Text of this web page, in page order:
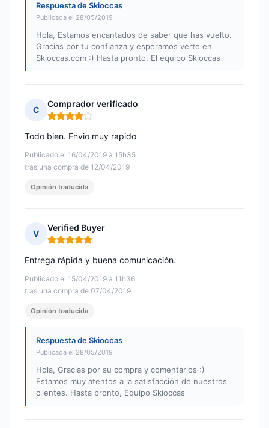
Respuesta de Skioccas
Publicada el 28/05/2019
Hola, Estamos encantados de saber que has vuelto.
Gracias por tu confianza y esperamos verte en
Skioccas.com :) Hasta pronto, El equipo Skioccas
C
Comprador verificado
Nota: 4 de 5
Publicado el 16/04/2019 à 15h35
tras una compra de 12/04/2019
Todo bien. Envio muy rapido
Opinión traducida
V
Verified Buyer
Nota: 5 de 5
Publicado el 15/04/2019 à 11h36
tras una compra de 07/04/2019
Entrega rápida y buena comunicación.
Opinión traducida
Respuesta de Skioccas
Publicada el 28/05/2019
Hola, Gracias por su compra y comentarios :)
Estamos muy atentos a la satisfacción de nuestros
clientes. Hasta pronto, Equipo Skioccas